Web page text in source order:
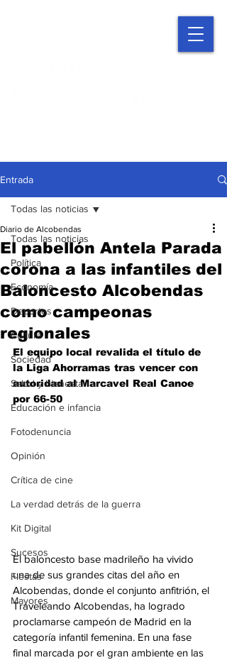
Entrada
Todas las noticias
Política
Economía
Deportes
Cultura
Sociedad
Salud y bienestar
Educación e infancia
Fotodenuncia
Opinión
Crítica de cine
La verdad detrás de la guerra
Kit Digital
Sucesos
Fiestas
Mayores
Todas las noticias
El pabellón Antela Parada
corona a las infantiles del
Baloncesto Alcobendas
como campeonas
regionales
Diario de Alcobendas
El equipo local revalida el título de
la Liga Ahorramas tras vencer con
autoridad al Marcavel Real Canoe
por 66-50
El baloncesto base madrileño ha vivido
una de sus grandes citas del año en
Alcobendas, donde el conjunto anfitrión, el
Traveleando Alcobendas, ha logrado
proclamarse campeón de Madrid en la
categoría infantil femenina. En una fase
final marcada por el gran ambiente en las